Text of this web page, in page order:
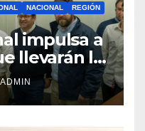
NACIONAL
REGIÓN
impulsa a
llevarán la
a
ADMIN